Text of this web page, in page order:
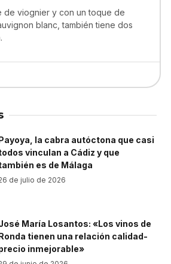
de viognier y con un toque de
blanc, también tiene dos
la cabra autóctona que casi
vinculan a Cádiz y que
es de Málaga
de julio de 2026
María Losantos: «Los vinos de
tienen una relación calidad-
inmejorable»